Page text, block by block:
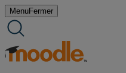
Aller
au
contenu
MenuFermer